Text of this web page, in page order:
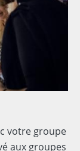
votre groupe
aux groupes